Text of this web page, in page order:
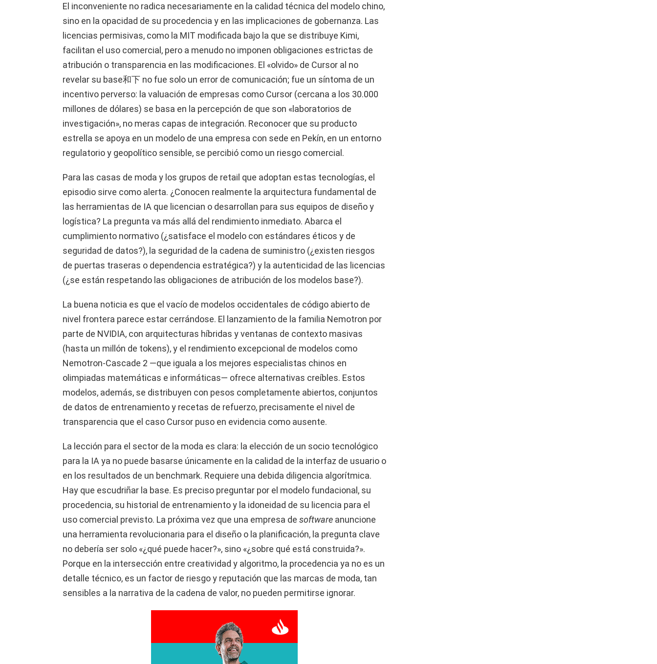
El inconveniente no radica necesariamente en la calidad técnica del modelo chino,
sino en la opacidad de su procedencia y en las implicaciones de gobernanza. Las
licencias permisivas, como la MIT modificada bajo la que se distribuye Kimi,
facilitan el uso comercial, pero a menudo no imponen obligaciones estrictas de
atribución o transparencia en las modificaciones. El «olvido» de Cursor al no
revelar su base和下 no fue solo un error de comunicación; fue un síntoma de un
incentivo perverso: la valuación de empresas como Cursor (cercana a los 30.000
millones de dólares) se basa en la percepción de que son «laboratorios de
investigación», no meras capas de integración. Reconocer que su producto
estrella se apoya en un modelo de una empresa con sede en Pekín, en un entorno
regulatorio y geopolítico sensible, se percibió como un riesgo comercial.
Para las casas de moda y los grupos de retail que adoptan estas tecnologías, el
episodio sirve como alerta. ¿Conocen realmente la arquitectura fundamental de
las herramientas de IA que licencian o desarrollan para sus equipos de diseño y
logística? La pregunta va más allá del rendimiento inmediato. Abarca el
cumplimiento normativo (¿satisface el modelo con estándares éticos y de
seguridad de datos?), la seguridad de la cadena de suministro (¿existen riesgos
de puertas traseras o dependencia estratégica?) y la autenticidad de las licencias
(¿se están respetando las obligaciones de atribución de los modelos base?).
La buena noticia es que el vacío de modelos occidentales de código abierto de
nivel frontera parece estar cerrándose. El lanzamiento de la familia Nemotron por
parte de NVIDIA, con arquitecturas híbridas y ventanas de contexto masivas
(hasta un millón de tokens), y el rendimiento excepcional de modelos como
Nemotron-Cascade 2 —que iguala a los mejores especialistas chinos en
olimpiadas matemáticas e informáticas— ofrece alternativas creíbles. Estos
modelos, además, se distribuyen con pesos completamente abiertos, conjuntos
de datos de entrenamiento y recetas de refuerzo, precisamente el nivel de
transparencia que el caso Cursor puso en evidencia como ausente.
La lección para el sector de la moda es clara: la elección de un socio tecnológico
para la IA ya no puede basarse únicamente en la calidad de la interfaz de usuario o
en los resultados de un benchmark. Requiere una debida diligencia algorítmica.
Hay que escudriñar la base. Es preciso preguntar por el modelo fundacional, su
procedencia, su historial de entrenamiento y la idoneidad de su licencia para el
uso comercial previsto. La próxima vez que una empresa de softwareanuncione
una herramienta revolucionaria para el diseño o la planificación, la pregunta clave
no debería ser solo «¿qué puede hacer?», sino «¿sobre qué está construida?».
Porque en la intersección entre creatividad y algoritmo, la procedencia ya no es un
detalle técnico, es un factor de riesgo y reputación que las marcas de moda, tan
sensibles a la narrativa de la cadena de valor, no pueden permitirse ignorar.